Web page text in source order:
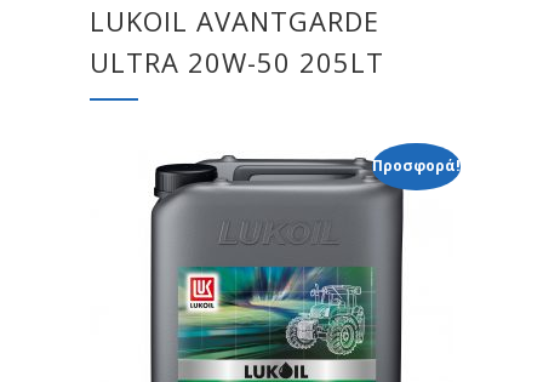
LUKOIL AVANTGARDE
ULTRA 20W-50 205LT
Προσφορά!